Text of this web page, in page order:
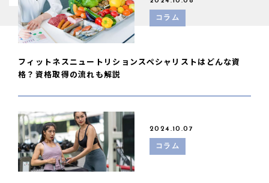
コラム
フィットネスニュートリションスペシャリストはどんな資
格？資格取得の流れも解説
2024.10.07
コラム